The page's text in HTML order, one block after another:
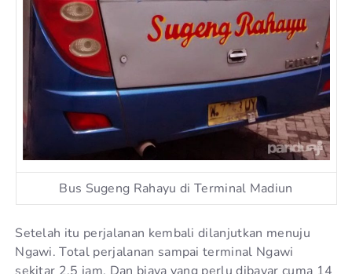
Bus Sugeng Rahayu di Terminal Madiun
Setelah itu perjalanan kembali dilanjutkan menuju
Ngawi. Total perjalanan sampai terminal Ngawi